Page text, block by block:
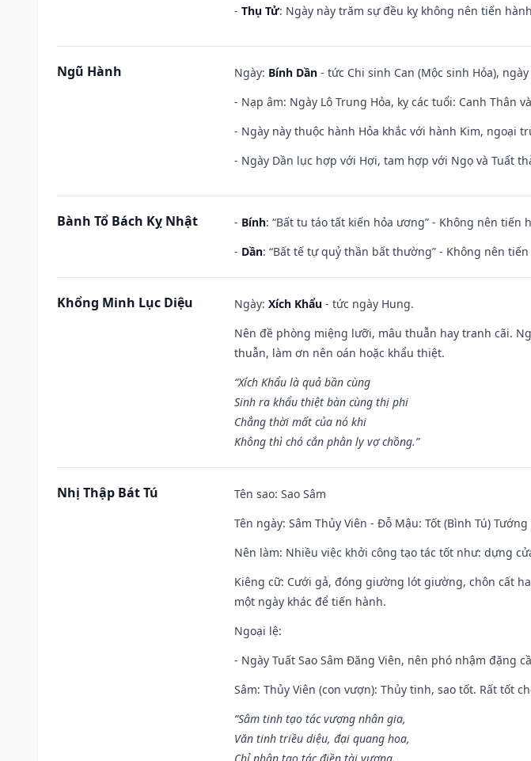
- Thụ Tử: Ngày này trăm sự đều kỵ không nên tiến
Ngũ Hành Ngày: Bính Dần - tức Chi sinh Can (Mộc sinh Hỏa),
- Nạp âm: Ngày Lô Trung Hỏa, kỵ các tuổi: Canh Thân
- Ngày này thuộc hành Hỏa khắc với hành Kim, ngoại
- Ngày Dần lục hợp với Hợi, tam hợp với Ngọ và Tuất
Bành Tổ Bách Kỵ Nhật - Bính: “Bất tu táo tất kiến hỏa ương” - Không nên
- Dần: “Bất tế tự quỷ thần bất thường” - Không nên
Khổng Minh Lục Diệu Ngày: Xích Khẩu - tức ngày Hung.
Nên đề phòng miệng lưỡi, mâu thuẫn hay tranh cãi.
thuẫn, làm ơn nên oán hoặc khẩu thiệt.
“Xích Khẩu là quả bần cùng
Sinh ra khẩu thiệt bàn cùng thị phi
Chẳng thời mất của nó khi
Không thì chó cắn phân ly vợ chồng.”
Nhị Thập Bát Tú Tên sao: Sao Sâm
Tên ngày: Sâm Thủy Viên - Đỗ Mậu: Tốt (Bình Tú)
Nên làm: Nhiều việc khởi công tạo tác tốt như: dựng
Kiêng cữ: Cưới gả, đóng giường lót giường, chôn cất
một ngày khác để tiến hành.
Ngoại lệ:
- Ngày Tuất Sao Sâm Đăng Viên, nên phó nhậm đặng
Sâm: Thủy Viên (con vượn): Thủy tinh, sao tốt. Rất tốt
“Sâm tinh tạo tác vượng nhân gia,
Văn tinh triều diệu, đại quang hoa,